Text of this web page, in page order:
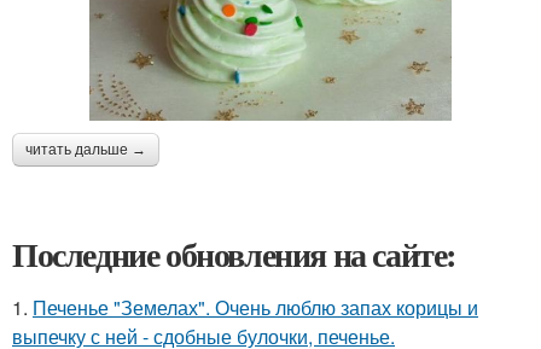
читать дальше →
Последние обновления на сайте:
1. Печенье "Земелах". Очень люблю запах корицы и
выпечку с ней - сдобные булочки, печенье.